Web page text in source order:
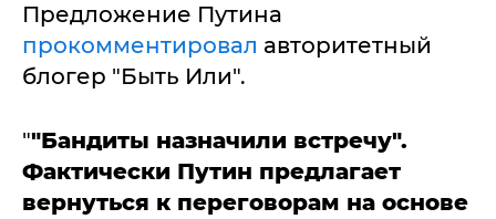
Предложение Путина
прокомментировал авторитетный
блогер "Быть Или".
""Бандиты назначили встречу".
Фактически Путин предлагает
вернуться к переговорам на основе